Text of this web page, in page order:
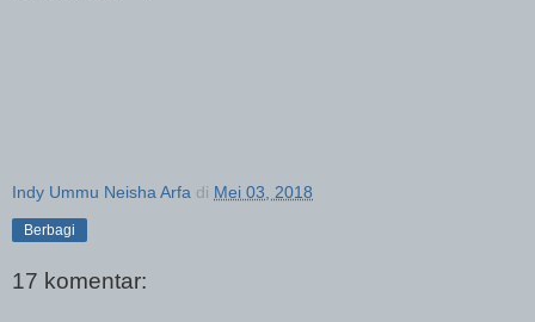
Indy Ummu Neisha Arfa di Mei 03, 2018
Berbagi
17 komentar: